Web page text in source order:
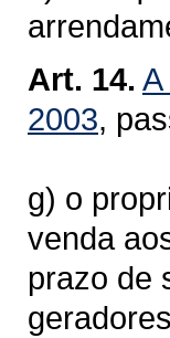
Art. 14. A
2003,
g) o
venda
prazo de